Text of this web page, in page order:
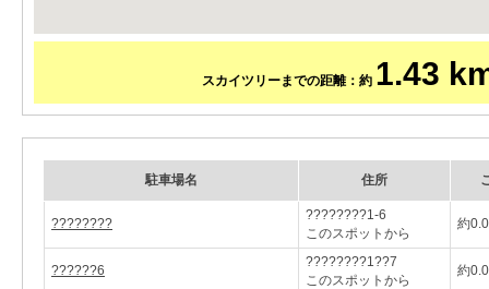
スカイツリーまでの距離：約 1.43
駐車場名 住所
????????
????????1-6
このスポットから
約
??????6
????????1??7
このスポットから
約